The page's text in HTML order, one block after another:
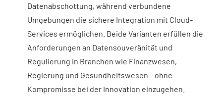
Datenabschottung, während verbundene
Umgebungen die sichere Integration mit Cloud-
Services ermöglichen. Beide Varianten erfüllen die
Anforderungen an Datensouveränität und
Regulierung in Branchen wie Finanzwesen,
Regierung und Gesundheitswesen – ohne
Kompromisse bei der Innovation einzugehen.